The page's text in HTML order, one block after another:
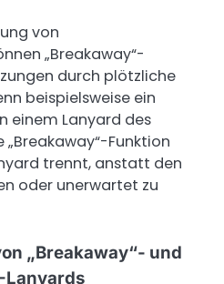
von
„Breakaway“-
durch plötzliche
beispielsweise ein
einem Lanyard des
Funktion
trennt, anstatt den
oder unerwartet zu
„Breakaway“- und
Lanyards